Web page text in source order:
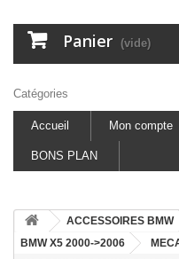
Panier (vide)
Catégories
Accueil Mon compte
BONS PLAN
ACCESSOIRES BMW
BMW X5 2000->2006